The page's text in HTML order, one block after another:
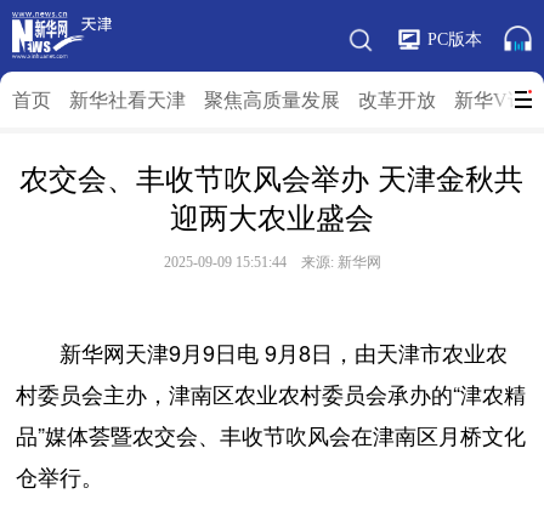
PC版本
首页 新华社看天津 聚焦高质量发展 改革开放 新华V访
农交会、丰收节吹风会举办 天津金秋共
迎两大农业盛会
2025-09-09 15:51:44 来源: 新华网
新华网天津9月9日电 9月8日，由天津市农业农
村委员会主办，津南区农业农村委员会承办的“津农精
品”媒体荟暨农交会、丰收节吹风会在津南区月桥文化
仓举行。